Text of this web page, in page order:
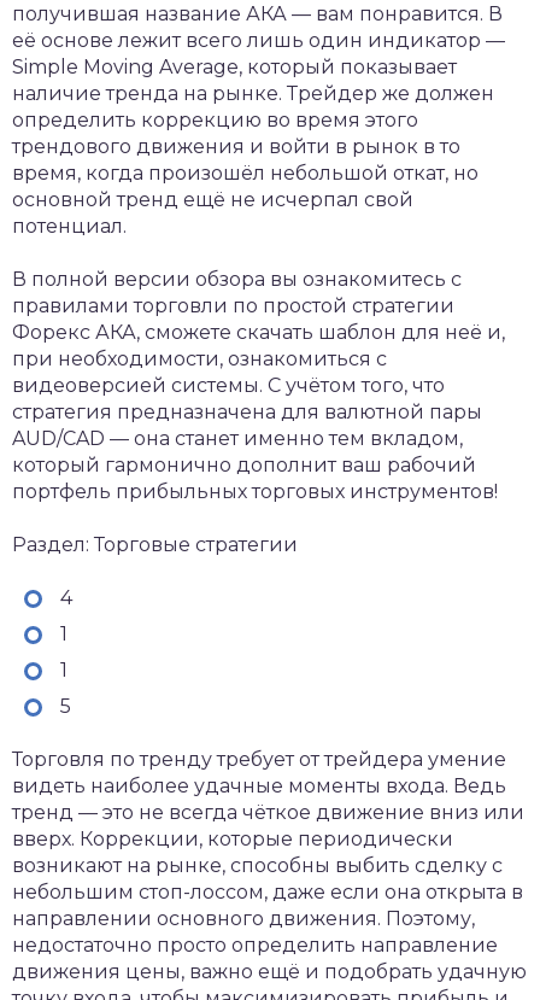
получившая название АКА — вам понравится. В
её основе лежит всего лишь один индикатор —
Simple Moving Average, который показывает
наличие тренда на рынке. Трейдер же должен
определить коррекцию во время этого
трендового движения и войти в рынок в то
время, когда произошёл небольшой откат, но
основной тренд ещё не исчерпал свой
потенциал.
В полной версии обзора вы ознакомитесь с
правилами торговли по простой стратегии
Форекс АКА, сможете скачать шаблон для неё и,
при необходимости, ознакомиться с
видеоверсией системы. С учётом того, что
стратегия предназначена для валютной пары
AUD/CAD — она станет именно тем вкладом,
который гармонично дополнит ваш рабочий
портфель прибыльных торговых инструментов!
Раздел: Торговые стратегии
4
1
1
5
Торговля по тренду требует от трейдера умение
видеть наиболее удачные моменты входа. Ведь
тренд — это не всегда чёткое движение вниз или
вверх. Коррекции, которые периодически
возникают на рынке, способны выбить сделку с
небольшим стоп-лоссом, даже если она открыта в
направлении основного движения. Поэтому,
недостаточно просто определить направление
движения цены, важно ещё и подобрать удачную